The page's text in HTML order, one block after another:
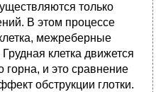
только
В этом процессе
межреберные
клетка движется
горна, и это сравнение
обструкции глотки.